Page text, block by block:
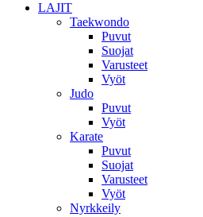
LAJIT
Taekwondo
Puvut
Suojat
Varusteet
Vyöt
Judo
Puvut
Vyöt
Karate
Puvut
Suojat
Varusteet
Vyöt
Nyrkkeily